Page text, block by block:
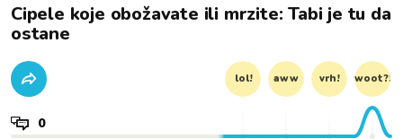
Cipele koje obožavate ili mrzite: Tabi je tu da
ostane
lol! aww vrh! woot?!
0